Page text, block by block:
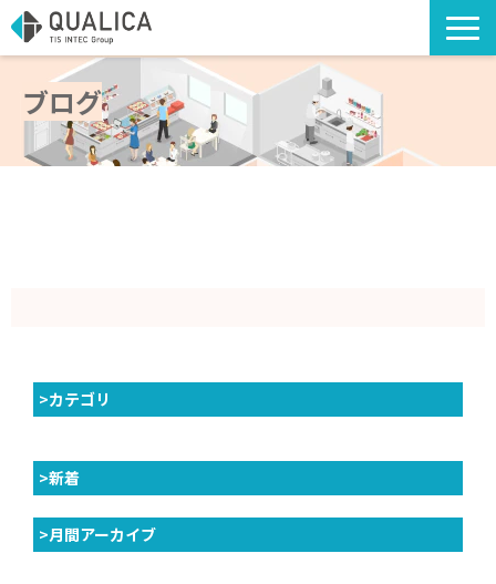
TOP
ソリューション・サービス
導入事例
ブログ
>カテゴリ
>新着
>月間アーカイブ